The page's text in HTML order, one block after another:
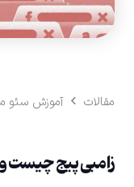
مقالات آموزش سئو
زامبی پیج چیست